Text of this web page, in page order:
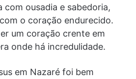
com ousadia e sabedoria,
o coração endurecido.
um coração crente em
onde há incredulidade.
em Nazaré foi bem